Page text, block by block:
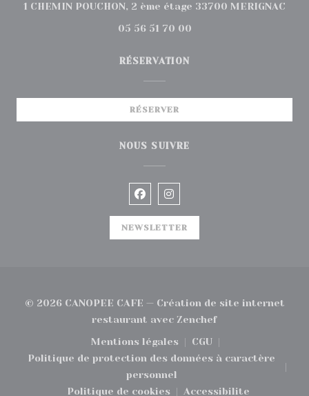
1 CHEMIN POUCHON, 2 ème étage 33700 MERIGNAC
05 56 51 70 00
RÉSERVATION
RÉSERVER
NOUS SUIVRE
Facebook ((ouvre une
Instagram ((ouvre une
NEWSLETTER
© 2026 CANOPEE CAFE — Création de site internet
restaurant avec Zenchef((ouvre une
Mentions légales
((ouvre une nouvelle fenêtre))
CGU
((ouvre une
Politique de protection des données à caractère
personnel((ouvre une nouvelle fenêtre))
Politique de cookies
Accessibilite